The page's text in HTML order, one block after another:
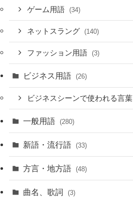
ゲーム用語 (34)
ネットスラング (140)
ファッション用語 (3)
ビジネス用語 (26)
ビジネスシーンで使われる言葉
一般用語 (280)
新語・流行語 (33)
方言・地方語 (48)
曲名、歌詞 (3)